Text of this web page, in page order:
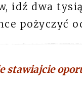
idź dwa
pożyczyć
stawiajcie